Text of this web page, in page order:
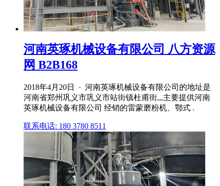
河南英琢机械设备有限公司 八方资源
网 B2B168
2018年4月20日 · 河南英琢机械设备有限公司的地址是
河南省郑州巩义市巩义市站街镇杜甫街,,,主要提供河南
英琢机械设备有限公司 经销的雷蒙磨粉机、鄂式 .
联系电话: 180 3780 8511